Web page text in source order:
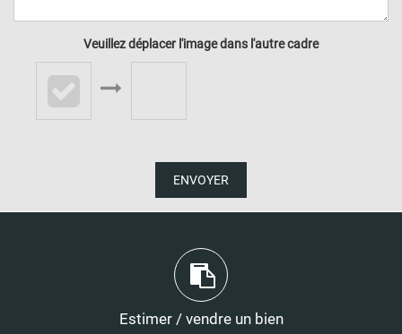
Veuillez déplacer l'image dans l'autre cadre
ENVOYER
Estimer / vendre un bien